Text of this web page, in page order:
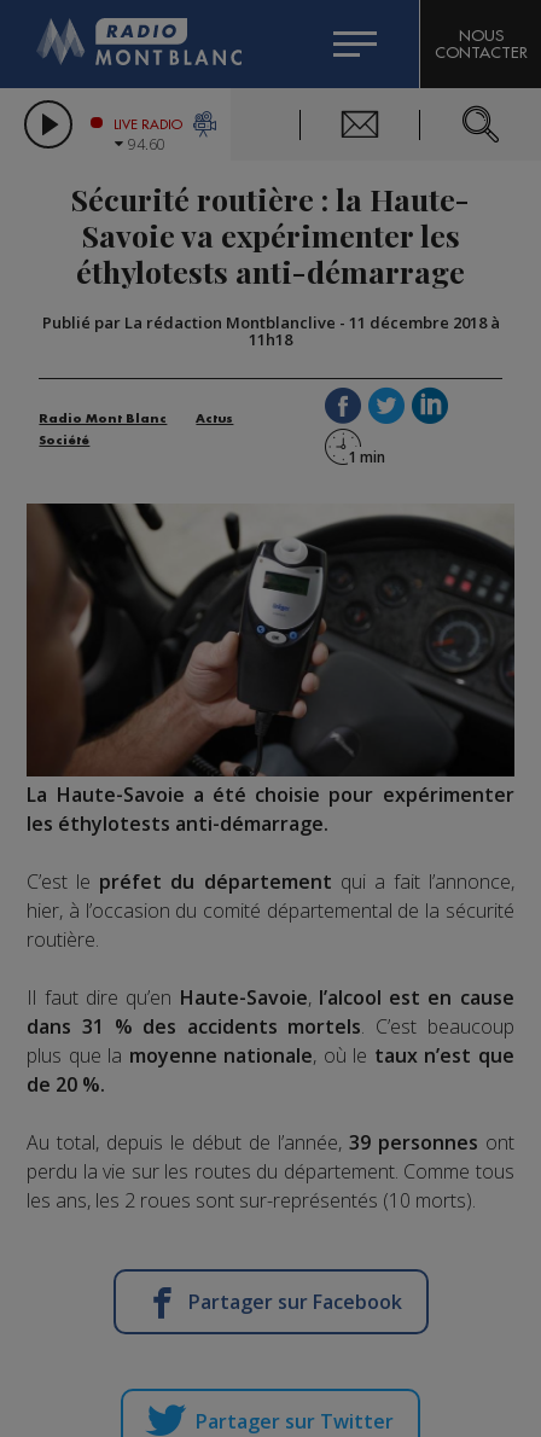
LES CHRONIQUES DE L'EXPERT
CITIZEN MACHINERY
GRAND MASSIF DOMAINES SKIABLES
BIGARD
COMPAGNIE DU MONT-BLANC
NOUS
CONTACTER
LIVE RADIO
94.60
Sécurité routière : la Haute-
Savoie va expérimenter les
éthylotests anti-démarrage
Publié par La rédaction Montblanclive - 11 décembre 2018 à
11h18
Radio Mont Blanc
Actus
Société
La Haute-Savoie a été choisie pour expérimenter
les éthylotests anti-démarrage.
C’est le préfet du département qui a fait l’annonce,
hier, à l’occasion du comité départemental de la sécurité
routière.
Il faut dire qu’en Haute-Savoie,l’alcool est en cause
dans 31 % des accidents mortels. C’est beaucoup
plus que la moyenne nationale, où le taux n’est que
de 20 %.
Au total, depuis le début de l’année, 39 personnes ont
perdu la vie sur les routes du département. Comme tous
les ans, les 2 roues sont sur-représentés (10 morts).
Partager sur Facebook
Partager sur Twitter